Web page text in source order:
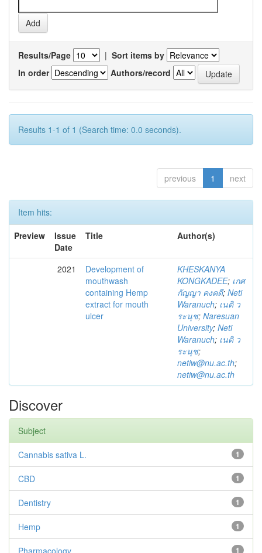
Results/Page | Sort items by
In order
Authors/record
Results 1-1 of 1 (Search time: 0.0 seconds).
previous 1 next
Item hits:
Preview
Issue
Date
Title Author(s)
2021
Development of
mouthwash
containing Hemp
extract for mouth
ulcer
KHESKANYA
KONGKADEE; เกศ
กัญญา คงคดี; Neti
Waranuch; เนติ ว
ระนุช; Naresuan
University; Neti
Waranuch; เนติ ว
ระนุช;
netiw@nu.ac.th;
netiw@nu.ac.th
Discover
Subject
1
Cannabis sativa L.
1
CBD
1
Dentistry
1
Hemp
1
Pharmacology